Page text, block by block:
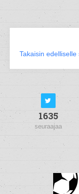
Takaisin edelliselle
1635
seuraajaa